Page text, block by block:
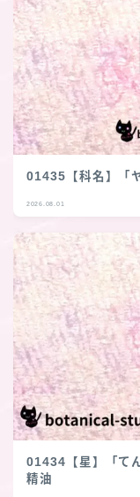
01435【科名】「
2026.08.01
01434【星】「て
精油